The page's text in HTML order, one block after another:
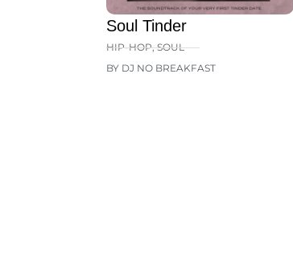
Soul Tinder
HIP-HOP,SOUL
BY DJ NO BREAKFAST